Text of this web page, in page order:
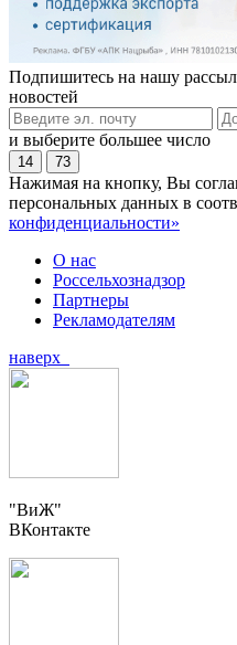
Подпишитесь на нашу
новостей
и выберите большее число
14 73
Нажимая на кнопку, Вы
персональных данных в
конфиденциальности»
О нас
Россельхознадзор
Партнеры
Рекламодателям
наверх
"ВиЖ"
ВКонтакте